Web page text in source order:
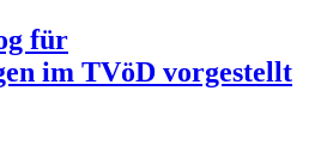
für
im TVöD vorgestellt